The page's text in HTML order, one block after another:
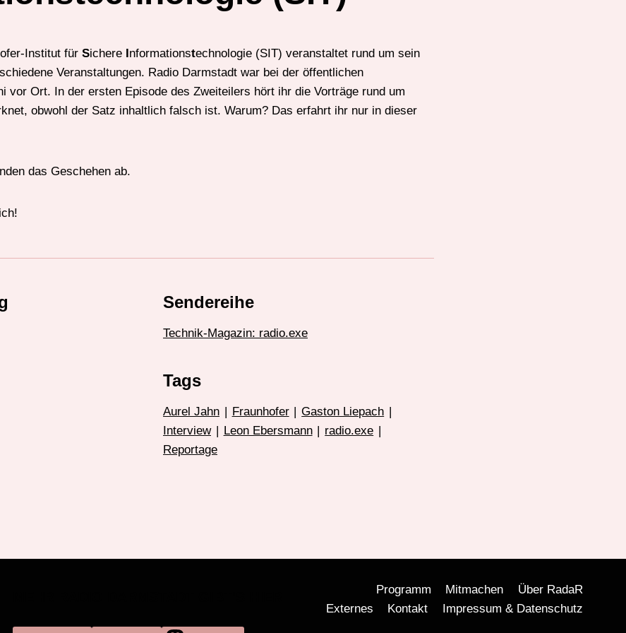
Institut für Sichere nformationstechnologie (SIT) veranstaltet rund um sein
Veranstaltungen. Radio Darmstadt war bei der öffentlichen
vor Ort. In der ersten Episode des Zweiteilers hört ihr die Vorträge rund um
obwohl der Satz inhaltlich falsch ist. Warum? Das erfahrt ihr nur in dieser
das Geschehen ab.
Sendereihe
Technik-Magazin: radio.exe
Tags
Aurel Jahn Fraunhofer Gaston Liepach
Interview
Leon Ebersmann radio.exe
Reportage
Programm Mitmachen
Über RadaR
Externes
Kontakt Impressum & Datenschutz